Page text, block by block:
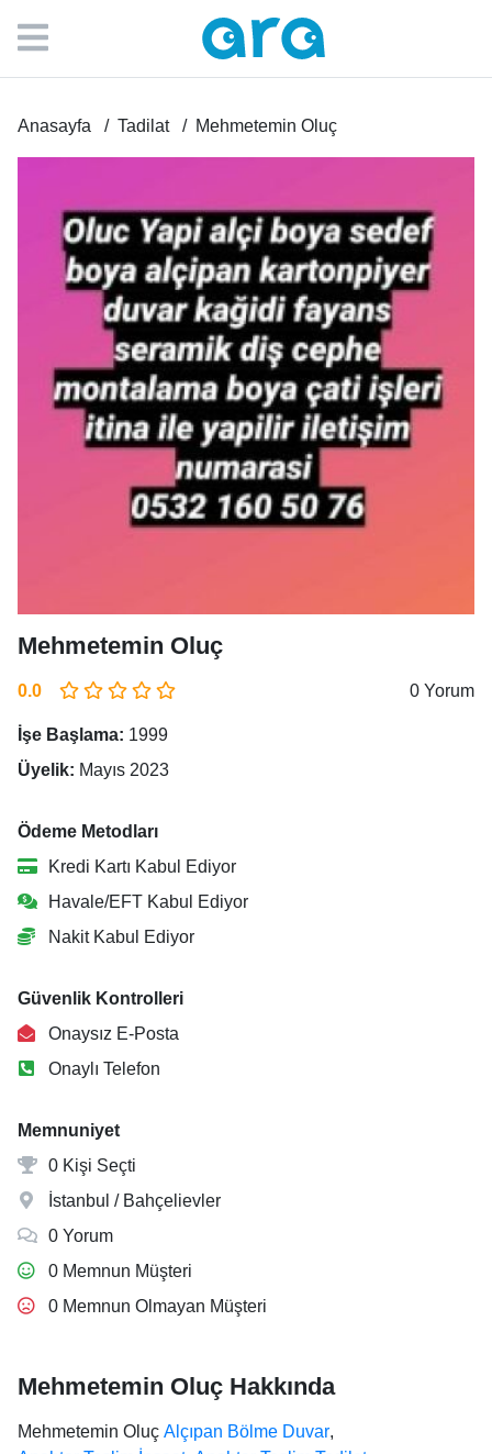
Anasayfa Tadilat Mehmetemin Oluç
Mehmetemin Oluç
0.0 0 Yorum
İşe Başlama: 1999
Üyelik: Mayıs 2023
Ödeme Metodları
Kredi Kartı Kabul Ediyor
Havale/EFT Kabul Ediyor
Nakit Kabul Ediyor
Güvenlik Kontrolleri
Onaysız E-Posta
Onaylı Telefon
Memnuniyet
0 Kişi Seçti
İstanbul / Bahçelievler
0 Yorum
0 Memnun Müşteri
0 Memnun Olmayan Müşteri
Mehmetemin Oluç Hakkında
Mehmetemin Oluç Alçıpan Bölme Duvar,